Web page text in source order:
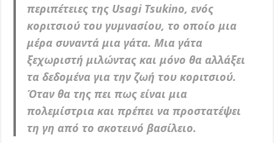
περιπέτειες της Usagi Tsukino, ενός
κοριτσιού του γυμνασίου, το οποίο μια
μέρα συναντά μια γάτα. Μια γάτα
ξεχωριστή μιλώντας και μόνο θα αλλάξει
τα δεδομένα για την ζωή του κοριτσιού.
Όταν θα της πει πως είναι μια
πολεμίστρια και πρέπει να προστατέψει
τη γη από το σκοτεινό βασίλειο.